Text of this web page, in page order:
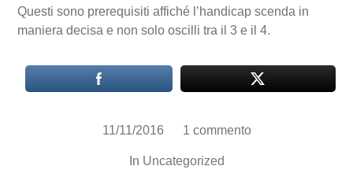
Questi sono prerequisiti affiché l’handicap scenda in
maniera decisa e non solo oscilli tra il 3 e il 4.
11/11/2016 1 commento
In Uncategorized